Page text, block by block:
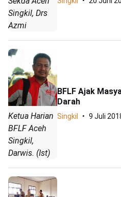
Singkil, Drs
Azmi
Ketua Harian
BFLF Aceh
Singkil,
Darwis. (Ist)
BFLF Ajak
Darah
Singkil 9 Juli